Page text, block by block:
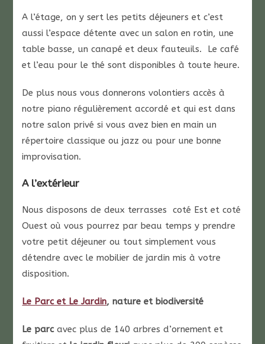
A l’étage, on y sert les petits déjeuners et c’est
aussi l’espace détente avec un salon en rotin, une
table basse, un canapé et deux fauteuils. Le café
et l’eau pour le thé sont disponibles à toute heure.
De plus nous vous donnerons volontiers accès à
notre piano régulièrement accordé et qui est dans
notre salon privé si vous avez bien en main un
répertoire classique ou jazz ou pour une bonne
improvisation.
A l’extérieur
Nous disposons de deux terrasses coté Est et coté
Ouest où vous pourrez par beau temps y prendre
votre petit déjeuner ou tout simplement vous
détendre avec le mobilier de jardin mis à votre
disposition.
Le Parc et Le Jardin, nature et biodiversité
Le parcavec plus de 140 arbres d’ornement et